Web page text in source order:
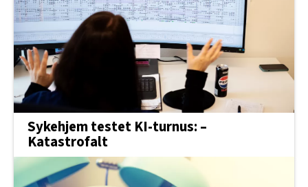
Sykehjem testet KI-turnus: –
Katastrofalt